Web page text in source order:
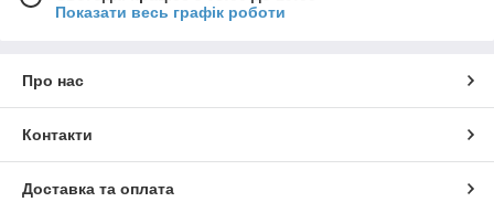
Показати весь графік роботи
Про нас
Контакти
Доставка та оплата